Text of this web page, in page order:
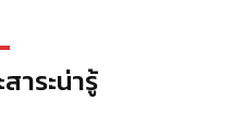
าระน่ารู้